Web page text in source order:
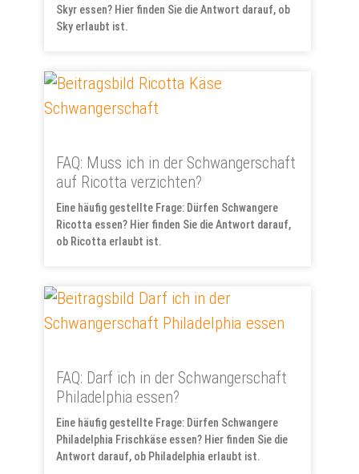
Skyr essen? Hier finden Sie die Antwort darauf, ob
Sky erlaubt ist.
FAQ: Muss ich in der Schwangerschaft
auf Ricotta verzichten?
Eine häufig gestellte Frage: Dürfen Schwangere
Ricotta essen? Hier finden Sie die Antwort darauf,
ob Ricotta erlaubt ist.
FAQ: Darf ich in der Schwangerschaft
Philadelphia essen?
Eine häufig gestellte Frage: Dürfen Schwangere
Philadelphia Frischkäse essen? Hier finden Sie die
Antwort darauf, ob Philadelphia erlaubt ist.